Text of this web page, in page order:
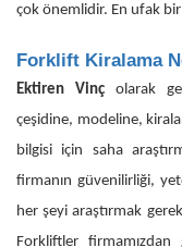
çok önemlidir. En ufak
Forklift Kiralama
Ektiren Vinçolarak
çeşidine, modeline,
bilgisi için saha
firmanın güvenilirliği,
her şeyi araştırmak
Forkliftler